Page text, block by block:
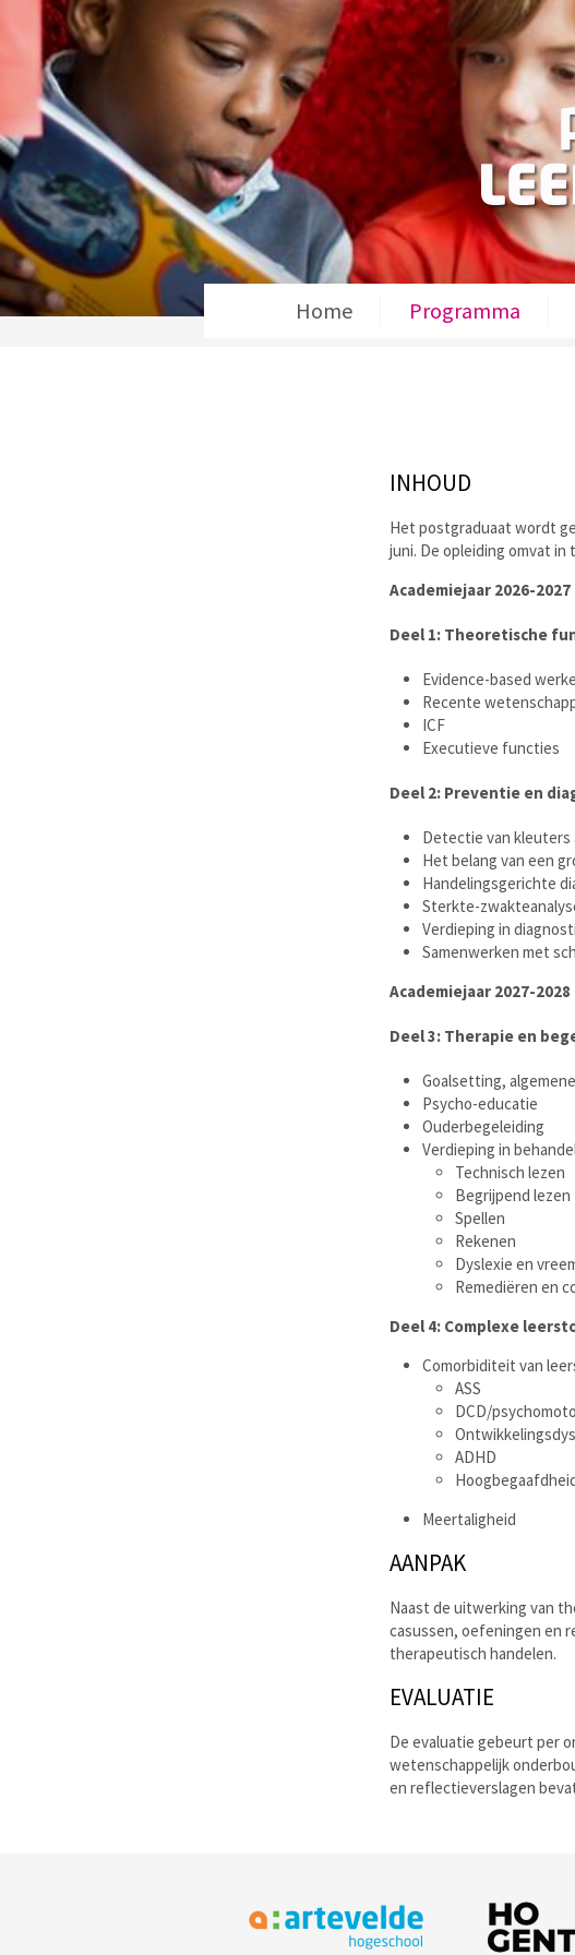
Home Programma
INHOUD
Het postgraduaat wordt
juni. De opleiding omvat
Academiejaar 2026-2027
Deel 1: Theoretische
Evidence-based
Recente
ICF
Executieve functies
Deel 2: Preventie en
Detectie van
Het belang van een
Handelingsgerichte
Sterkte-
Verdieping in
Samenwerken met
Academiejaar 2027-2028
Deel 3: Therapie en
Goalsetting,
Psycho-educatie
Ouderbegeleiding
Verdieping in
Technisch lezen
Begrijpend lezen
Spellen
Rekenen
Dyslexie en
Remediëren en
Deel 4: Complexe
Comorbiditeit van
ASS
DCD/
ADHD
Meertaligheid
AANPAK
Naast de uitwerking van
casussen, oefeningen en
therapeutisch handelen.
EVALUATIE
De evaluatie gebeurt per
wetenschappelijk
en reflectieverslagen